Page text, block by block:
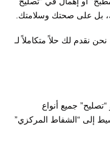
بل على صحتك وسلامتك.
نقدم لك حلاً متكاملاً لـ
جميع أنواع
إلى “الشفاط المركزي”